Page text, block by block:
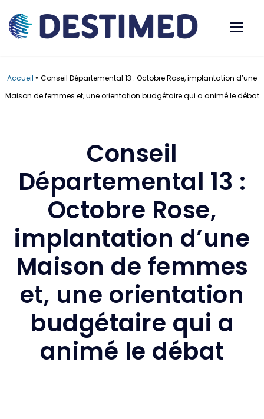
Accueil » Conseil Départemental 13 : Octobre Rose, implantation d’une
Maison de femmes et, une orientation budgétaire qui a animé le débat
Conseil
Départemental 13 :
Octobre Rose,
implantation d’une
Maison de femmes
et, une orientation
budgétaire qui a
animé le débat